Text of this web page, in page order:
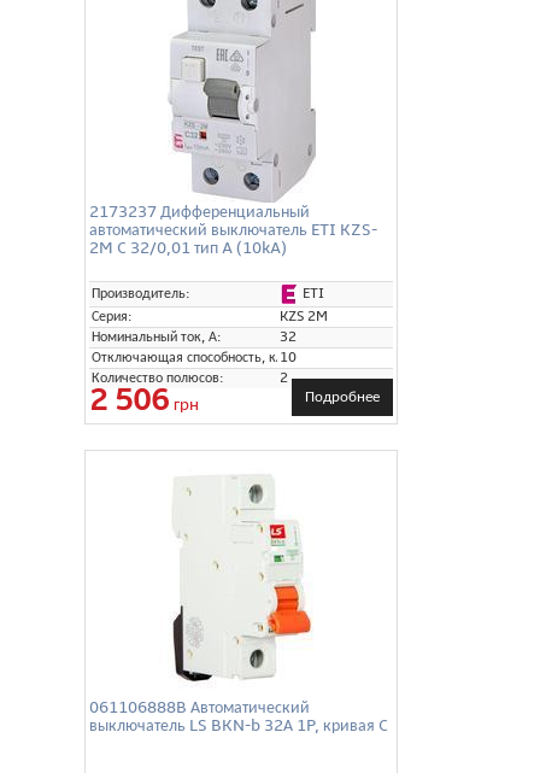
2173237 Дифференциальный
автоматический выключатель ETI KZS-
2M C 32/0,01 тип A (10kA)
Производитель:
ETI
Серия:
KZS 2M
Номинальный ток, А:
32
Отключающая способность, кА:10
Количество полюсов:
2
2 506 грн Подробнее
061106888B Автоматический
выключатель LS BKN-b 32А 1P, кривая C